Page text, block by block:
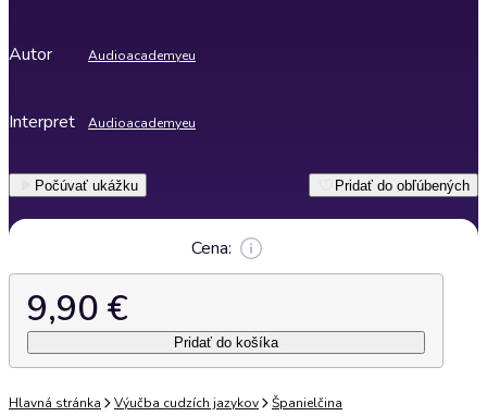
Autor Audioacademyeu
Interpret Audioacademyeu
Počúvať ukážku Pridať do obľúbených
Cena:
9,90 €
Pridať do košíka
Hlavná stránka Výučba cudzích jazykov Španielčina